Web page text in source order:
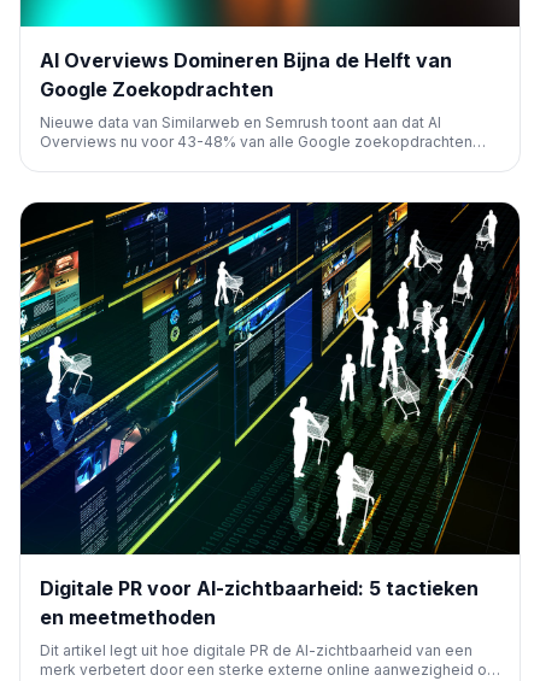
AI Overviews Domineren Bijna de Helft van
Google Zoekopdrachten
Nieuwe data van Similarweb en Semrush toont aan dat AI
Overviews nu voor 43-48% van alle Google zoekopdrachten
Digitale PR voor AI-zichtbaarheid: 5 tactieken
en meetmethoden
Dit artikel legt uit hoe digitale PR de AI-zichtbaarheid van een
merk verbetert door een sterke externe online aanwezigheid op